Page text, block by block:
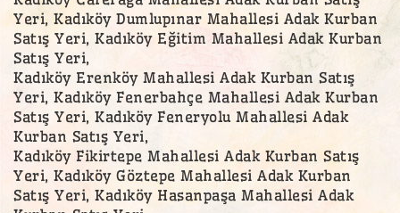
Yeri, Kadıköy Dumlupınar Mahallesi Adak Kurban
Satış Yeri, Kadıköy Eğitim Mahallesi Adak Kurban
Satış Yeri,
Kadıköy Erenköy Mahallesi Adak Kurban Satış
Yeri, Kadıköy Fenerbahçe Mahallesi Adak Kurban
Satış Yeri, Kadıköy Feneryolu Mahallesi Adak
Kurban Satış Yeri,
Kadıköy Fikirtepe Mahallesi Adak Kurban Satış
Yeri, Kadıköy Göztepe Mahallesi Adak Kurban
Satış Yeri, Kadıköy Hasanpaşa Mahallesi Adak